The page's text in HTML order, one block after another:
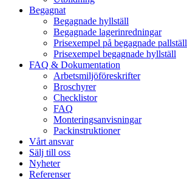
Begagnat
Begagnade hyllställ
Begagnade lagerinredningar
Prisexempel på begagnade pallställ
Prisexempel begagnade hyllställ
FAQ & Dokumentation
Arbetsmiljöföreskrifter
Broschyrer
Checklistor
FAQ
Monteringsanvisningar
Packinstruktioner
Vårt ansvar
Sälj till oss
Nyheter
Referenser